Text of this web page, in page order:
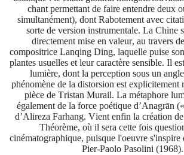
chant permettant de faire entendre deux
simultanément), dont Rabotement avec
sorte de version instrumentale. La Chine
directement mise en valeur, au travers
compositrice Lanqing Ding, laquelle puise
plantes usuelles et leur caractère sensible. Il
lumière, dont la perception sous un
phénomène de la distorsion est explicitement
pièce de Tristan Murail. La métaphore
également de la force poétique d’Anagrān
d’Alireza Farhang. Vient enfin la création
Théorème, où il sera cette fois
cinématographique, puisque l'oeuvre
Pier-Paolo Pasolini (1968).